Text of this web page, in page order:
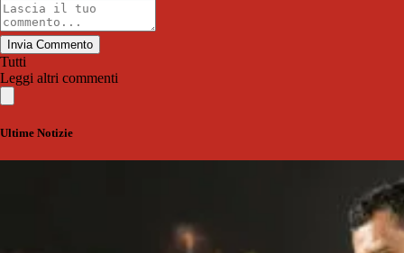
Invia Commento
Tutti
Leggi altri commenti
Ultime Notizie